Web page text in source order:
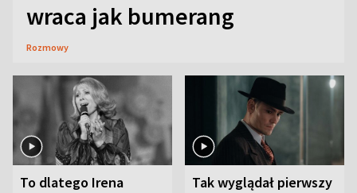
wraca jak bumerang
Rozmowy
To dlatego Irena
Tak wyglądał pierwszy